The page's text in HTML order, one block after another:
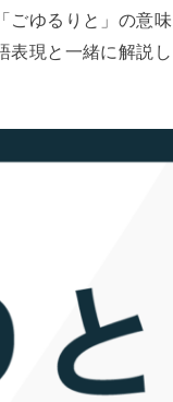
ごゆるりと」の意味
表現と一緒に解説し